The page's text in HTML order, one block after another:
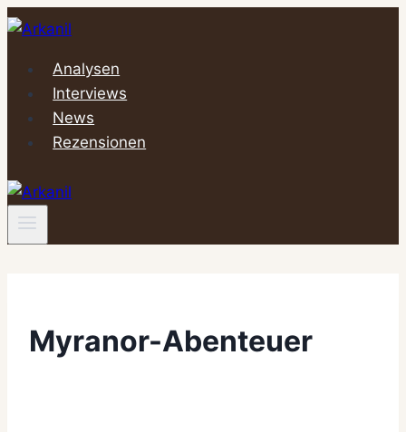
Zum
springenAnalysen
Interviews
News
Rezensionen
Myranor-Abenteuer